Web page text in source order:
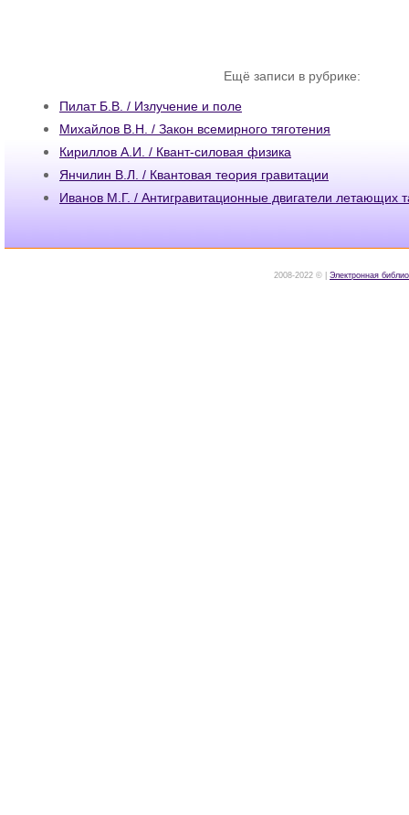
Ещё записи в рубрике:
Пилат Б.В. / Излучение и поле
Михайлов В.Н. / Закон всемирного тяготения
Кириллов А.И. / Квант-силовая физика
Янчилин В.Л. / Квантовая теория гравитации
Иванов М.Г. / Антигравитационные двигатели летающих
2008-2022 © | Электронная